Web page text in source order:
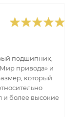
подшипник,
привода» и
который
и более высокие